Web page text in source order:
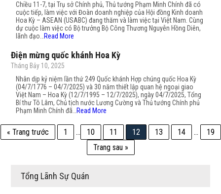
Chiều 11-7, tại Trụ sở Chính phủ, Thủ tướng Phạm Minh Chính đã có
cuộc tiếp, làm việc với Đoàn doanh nghiệp của Hội đồng Kinh doanh
Hoa Kỳ – ASEAN (USABC) đang thăm và làm việc tại Việt Nam. Cùng
dự cuộc làm việc có Bộ trưởng Bộ Công Thương Nguyễn Hồng Diên,
lãnh đạo… Read More
Điện mừng quốc khánh Hoa Kỳ
Tháng Bảy 10, 2025
Nhân dịp kỷ niệm lần thứ 249 Quốc khánh Hợp chúng quốc Hoa Kỳ
(04/7/1776 – 04/7/2025) và 30 năm thiết lập quan hệ ngoại giao
Việt Nam – Hoa Kỳ (12/7/1995 – 12/7/2025), ngày 04/7/2025, Tổng
Bí thư Tô Lâm, Chủ tịch nước Lương Cường và Thủ tướng Chính phủ
Phạm Minh Chính đã… Read More
« Trang trước 1 … 10 11 12 13 14 …
19
Trang sau »
Tổng Lãnh Sự Quán